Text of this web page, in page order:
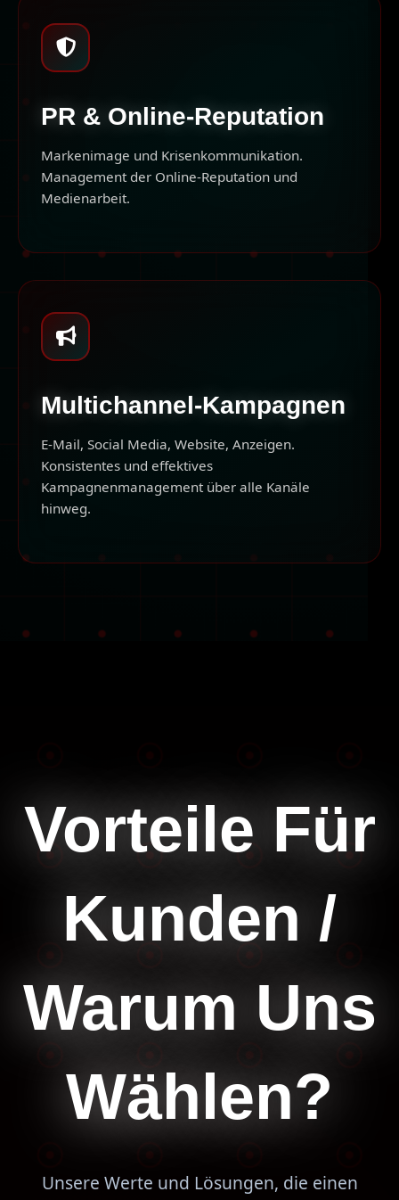
PR & Online-Reputation
Markenimage und Krisenkommunikation.
Management der Online-Reputation und
Medienarbeit.
Multichannel-Kampagnen
E-Mail, Social Media, Website, Anzeigen.
Konsistentes und effektives
Kampagnenmanagement über alle Kanäle
hinweg.
Vorteile Für
Kunden /
Warum Uns
Wählen?
Unsere Werte und Lösungen, die einen